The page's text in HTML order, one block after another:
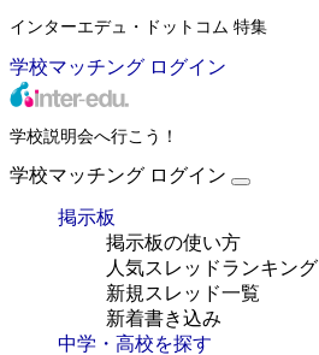
インターエデュ・ドットコム 特集
学校マッチング ログイン
学校説明会へ行こう！
学校マッチング ログイン
掲示板
掲示板の使い方
人気スレッドランキング
新規スレッド一覧
新着書き込み
中学・高校を探す